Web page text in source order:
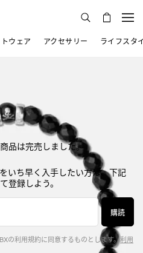
ウェア アクセサリー ライフスタ
品は完売しました。
いち早く入手したい方は、下記
登録しよう。
購読
の利用規約に同意するものとします。利用